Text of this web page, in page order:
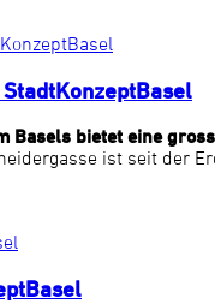
Basels bietet eine
ist seit